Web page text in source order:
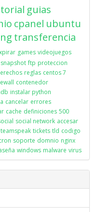
guias
cpanel ubuntu
transferencia
games videojuegos
snapshot ftp proteccion
reglas centos 7
contenedor
instalar python
cancelar errores
cache definiciones 500
social network accesar
teamspeak tickets tld codigo
soporte domnio nginx
windows malware virus